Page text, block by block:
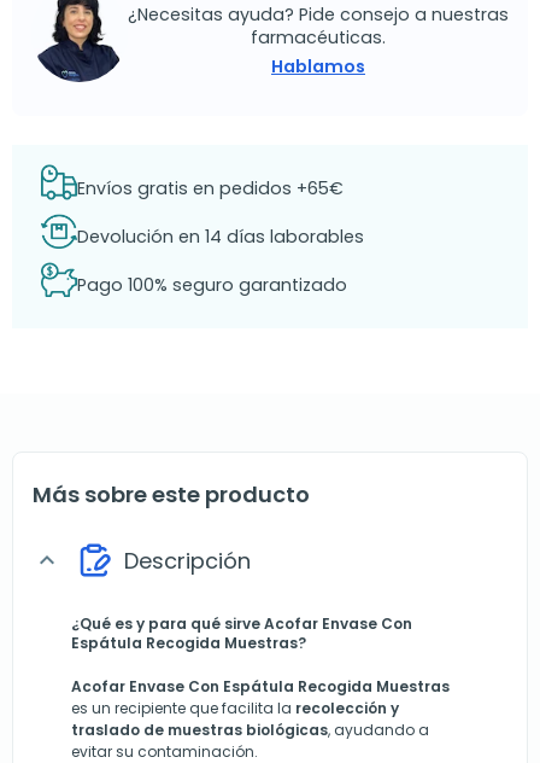
¿Necesitas ayuda? Pide consejo a nuestras
farmacéuticas.
Hablamos
Envíos gratis en pedidos +65€
Devolución en 14 días laborables
Pago 100% seguro garantizado
Más sobre este producto
expand_more Descripción
¿Qué es y para qué sirve Acofar Envase Con
Espátula Recogida Muestras?
Acofar Envase Con Espátula Recogida Muestras
es un recipiente que facilita la recolección y
traslado de muestras biológicas, ayudando a
evitar su contaminación.